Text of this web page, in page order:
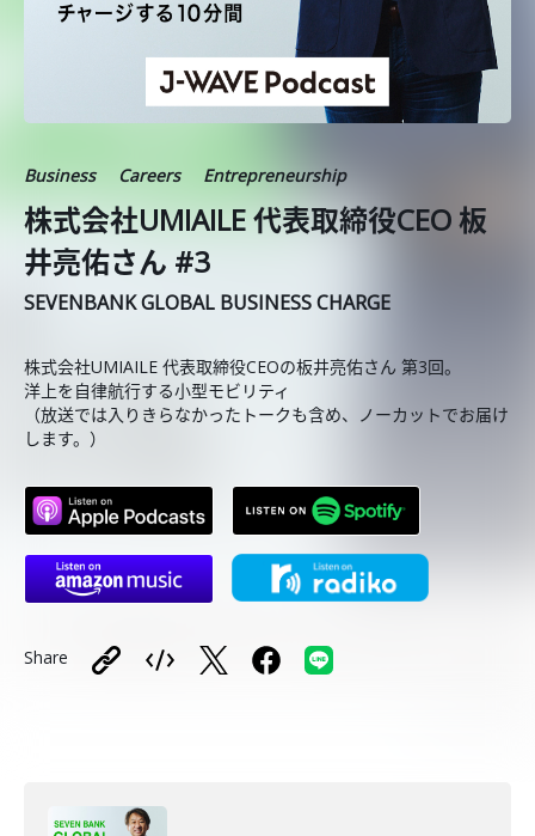
Business Careers Entrepreneurship
株式会社UMIAILE 代表取締役CEO 板
井亮佑さん #3
SEVENBANK GLOBAL BUSINESS CHARGE
株式会社UMIAILE 代表取締役CEOの板井亮佑さん 第3回。
洋上を自律航行する小型モビリティ
（放送では入りきらなかったトークも含め、ノーカットでお届け
します。）
Share